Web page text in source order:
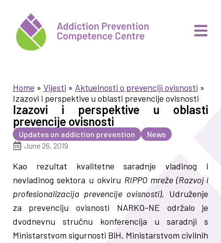
Home » Vijesti » Aktuelnosti o prevenciji ovisnosti »
Izazovi i perspektive u oblasti prevencije ovisnosti
Izazovi i perspektive u oblasti
prevencije ovisnosti
Updates on addiction prevention
News
June 26, 2019
Kao rezultat kvalitetne saradnje vladinog i
nevladinog sektora u okviru RIPPO mreže (Razvoj i
profesionalizacija prevencije ovisnosti), Udruženje
za prevenciju ovisnosti NARKO-NE održalo je
dvodnevnu stručnu konferencija u saradnji s
Ministarstvom sigurnosti BiH, Ministarstvom civilnih